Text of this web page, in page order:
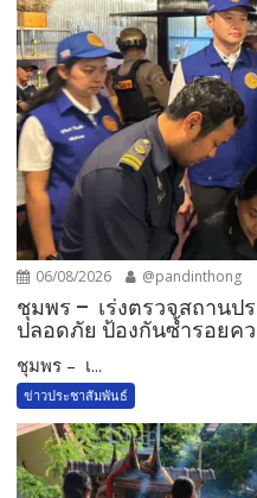
06/08/2026 @pandinthong
ชุมพร – เร่งตรวจสถานป
ปลอดภัย ป้องกันซ้ำรอยค
ชุมพร – เ...
ข่าวประชาสัมพันธ์